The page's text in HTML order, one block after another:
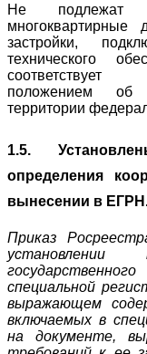
Не подлежат
застройки,
технического
соответствует
положением об
территории
1.5.
определения
вынесении в
Приказ
специальной
выражающем
включаемых в
на документе,